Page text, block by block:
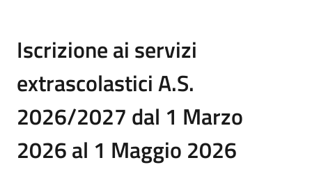
Iscrizione ai servizi
extrascolastici A.S.
2026/2027 dal 1 Marzo
2026 al 1 Maggio 2026